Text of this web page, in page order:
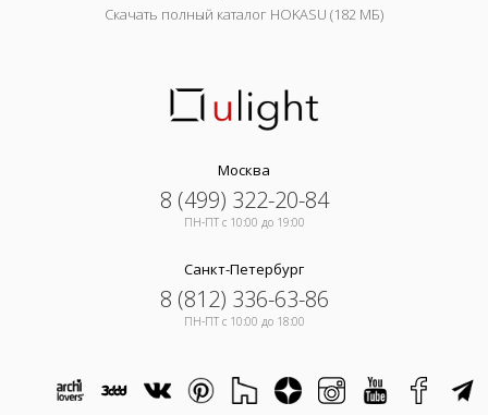
Скачать полный каталог HOKASU (182 МБ)
Москва
8 (499) 322-20-84
ПН-ПТ c 10:00 до 19:00
Санкт-Петербург
8 (812) 336-63-86
ПН-ПТ c 10:00 до 18:00